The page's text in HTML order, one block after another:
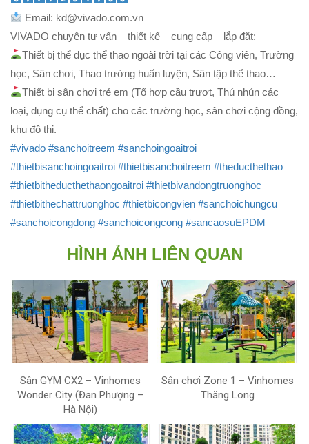
Email: kd@vivado.com.vn
VIVADO chuyên tư vấn – thiết kế – cung cấp – lắp đặt:
Thiết bị thể dục thể thao ngoài trời tại các Công viên, Trường
học, Sân chơi, Thao trường huấn luyện, Sân tập thể thao…
Thiết bị sân chơi trẻ em (Tổ hợp cầu trượt, Thú nhún các
loại, dụng cụ thể chất) cho các trường học, sân chơi cộng đồng,
khu đô thị.
#vivado #sanchoitreem #sanchoingoaitroi
#thietbisanchoingoaitroi #thietbisanchoitreem #theducthethao
#thietbitheducthethaongoaitroi #thietbivandongtruonghoc
#thietbithechattruonghoc #thietbicongvien #sanchoichungcu
#sanchoicongdong #sanchoicongcong #sancaosuEPDM
HÌNH ẢNH LIÊN QUAN
Sân GYM CX2 – Vinhomes
Wonder City (Đan Phượng –
Hà Nội)
Sân chơi Zone 1 – Vinhomes
Thăng Long